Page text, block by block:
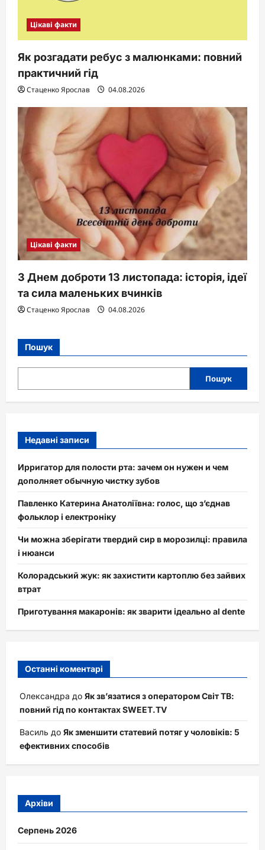
Цікаві факти
Як розгадати ребус з малюнками: повний
практичний гід
Стаценко Ярослав 04.08.2026
Цікаві факти
З Днем доброти 13 листопада: історія, ідеї
та сила маленьких вчинків
Стаценко Ярослав 04.08.2026
Пошук
Пошук
Недавні записи
Ирригатор для полости рта: зачем он нужен и чем
дополняет обычную чистку зубов
Павленко Катерина Анатоліївна: голос, що з’єднав
фольклор і електроніку
Чи можна зберігати твердий сир в морозилці: правила
і нюанси
Колорадський жук: як захистити картоплю без зайвих
втрат
Приготування макаронів: як зварити ідеально al dente
Останні коментарі
Олександра до Як зв’язатися з оператором Світ ТВ:
повний гід по контактах SWEET.TV
Василь до Як зменшити статевий потяг у чоловіків: 5
ефективних способів
Архіви
Серпень 2026